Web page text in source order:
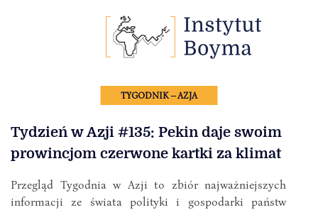
TYGODNIK – AZJA
Tydzień w Azji #135: Pekin daje swoim
prowincjom czerwone kartki za klimat
Przegląd Tygodnia w Azji to zbiór najważniejszych
informacji ze świata polityki i gospodarki państw